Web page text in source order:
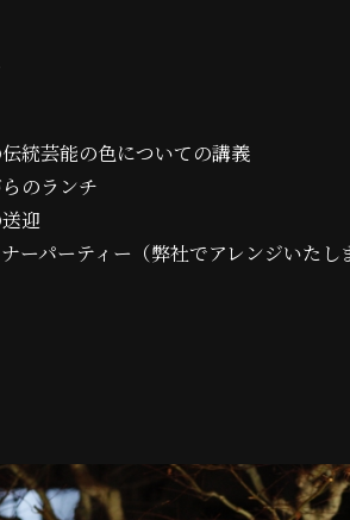
統芸能の色についての講義
のランチ
迎
ーパーティー（弊社でアレンジいたし